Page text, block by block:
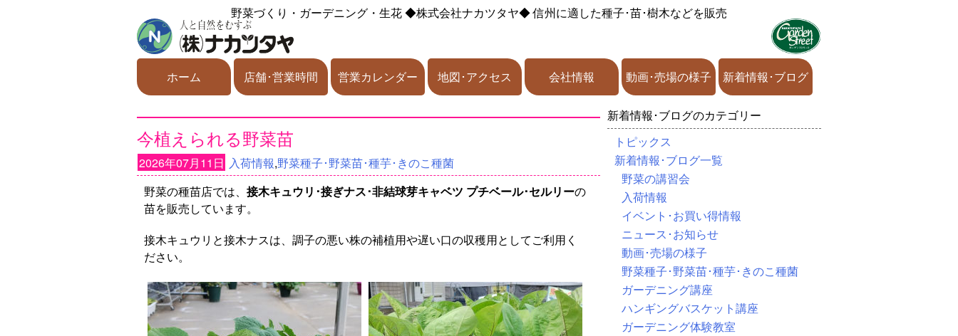
野菜づくり・ガーデニング・生花◆株式会社ナカツタヤ◆信州に適した種子･苗･樹木などを販売
ホーム 店舗･営業時間 営業カレンダー 地図･アクセス 会社情報 動画･売場の様子 新着情報･ブログ
今植えられる野菜苗
2026年07月11日 入荷情報,野菜種子･野菜苗･種芋･きのこ種菌
野菜の種苗店では、 接木キュウリ･接ぎナス･非結球芽キャベツ プチベール･セルリーの
苗を販売しています。
接木キュウリと接木ナスは、調子の悪い株の補植用や遅い口の収穫用としてご利用く
ださい。
新着情報･ブログのカテゴリー
トピックス
新着情報･ブログ一覧
野菜の講習会
入荷情報
イベント･お買い得情報
ニュース･お知らせ
動画･売場の様子
野菜種子･野菜苗･種芋･きのこ種菌
ガーデニング講座
ハンギングバスケット講座
ガーデニング体験教室